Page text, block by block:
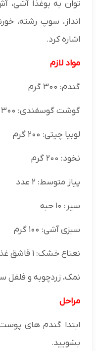
توان به بوغذا آشی،
انداز، سوپ رشته،
اشاره کرد.
مواد لازم
گندم: ۳۰۰ گرم
گوشت گوسفندی: ۳۰۰ گرم
لوبیا چیتی: ۲۰۰ گرم
نخود: ۲۰۰ گرم
پیاز متوسط: ۲ عدد
سیر: ۱۰ حبه
سبزی آشی: ۱۰۰ گرم
نعناع خشک: ۱ قاشق غذاخوری
نمک، زردچوبه و فلفل
مراحل
ابتدا گندم های پوست
بشویید.